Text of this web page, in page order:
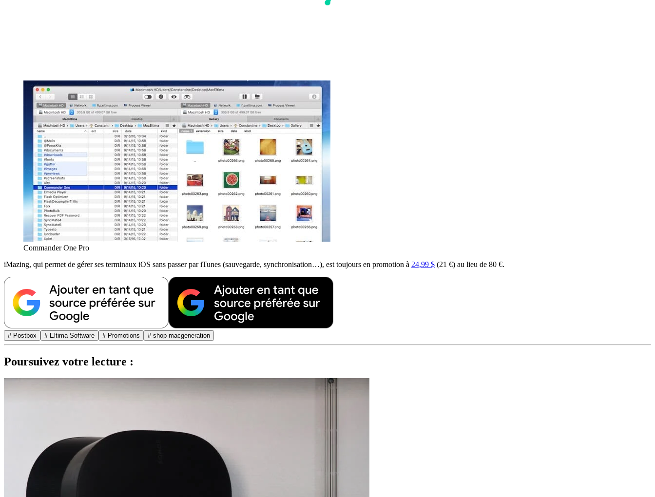
Commander One Pro
iMazing, qui permet de gérer ses terminaux iOS sans passer par iTunes (sauvegarde, synchronisation…), est toujours en promotion à 24,99 $ (21 €) au lieu de 80 €.
# Postbox # Eltima Software # Promotions # shop macgeneration
Poursuivez votre lecture :